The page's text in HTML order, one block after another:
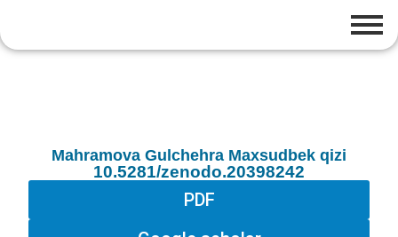
Mahramova Gulchehra Maxsudbek qizi
10.5281/zenodo.20398242
PDF